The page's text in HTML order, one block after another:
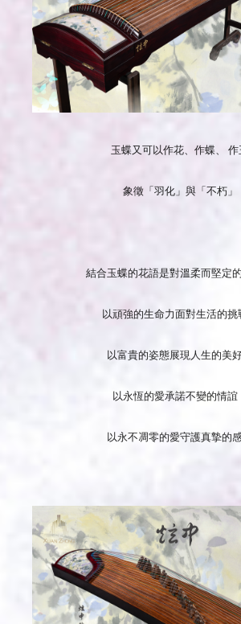
玉蝶又可以作花、作蝶、 作
象徵「羽化」與「不朽」
結合玉蝶的花語是對溫柔而堅定
以頑強的生命力面對生活的挑
以富貴的姿態展現人生的美好
以永恆的愛承諾不變的情誼
以永不凋零的愛守護真摯的